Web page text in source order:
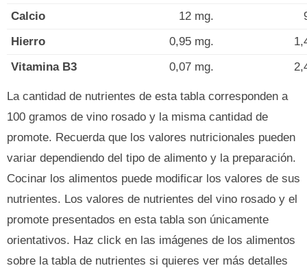
Calcio
12 mg.
Hierro
0,95 mg.
Vitamina B3
0,07 mg.
La cantidad de nutrientes de esta tabla corresponden a
100 gramos de vino rosado y la misma cantidad de
promote. Recuerda que los valores nutricionales pueden
variar dependiendo del tipo de alimento y la preparación.
Cocinar los alimentos puede modificar los valores de sus
nutrientes. Los valores de nutrientes del vino rosado y el
promote presentados en esta tabla son únicamente
orientativos. Haz click en las imágenes de los alimentos
sobre la tabla de nutrientes si quieres ver más detalles